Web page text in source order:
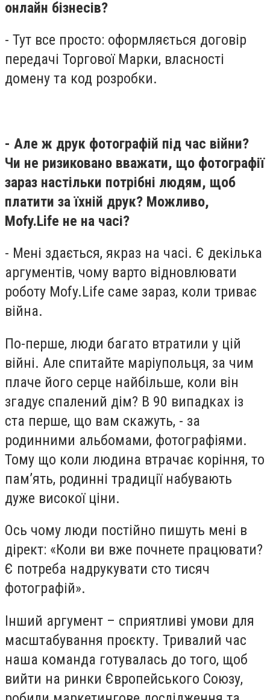
онлайн бізнесів?
- Тут все просто: оформляється договір
передачі Торгової Марки, власності
домену та код розробки.
- Але ж друк фотографій під час війни?
Чи не ризиковано вважати, що фотографії
зараз настільки потрібні людям, щоб
платити за їхній друк? Можливо,
Mofy.Life не на часі?
- Мені здається, якраз на часі. Є декілька
аргументів, чому варто відновлювати
роботу Mofy.Life саме зараз, коли триває
війна.
По-перше, люди багато втратили у цій
війні. Але спитайте маріупольця, за чим
плаче його серце найбільше, коли він
згадує спалений дім? В 90 випадках із
ста перше, що вам скажуть, - за
родинними альбомами, фотографіями.
Тому що коли людина втрачає коріння, то
пам’ять, родинні традиції набувають
дуже високої ціни.
Ось чому люди постійно пишуть мені в
дірект: «Коли ви вже почнете працювати?
Є потреба надрукувати сто тисяч
фотографій».
Інший аргумент – сприятливі умови для
масштабування проєкту. Тривалий час
наша команда готувалась до того, щоб
вийти на ринки Європейського Союзу,